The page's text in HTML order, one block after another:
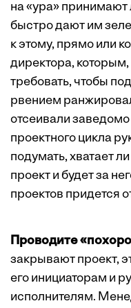
на «ура»
быстро дают им
к этому, прямо или
директора,
требовать, чтобы
рвением
отсеивали
проектного цикла
подумать, хватает
проект и будет за
проектов придется
Проводите
закрывают проект,
его инициаторам и
исполнителям.